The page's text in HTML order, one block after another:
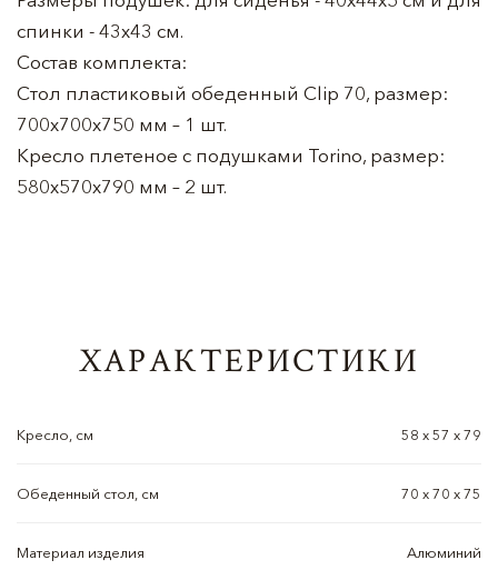
спинки - 43х43 см.
Состав комплекта:
Стол пластиковый обеденный Clip 70, размер:
700х700х750 мм – 1 шт.
Кресло плетеное с подушками Torino, размер:
580х570х790 мм – 2 шт.
ХАРАКТЕРИСТИКИ
Кресло, см 58 х 57 х 79
Обеденный стол, см 70 х 70 х 75
Материал изделия Алюминий